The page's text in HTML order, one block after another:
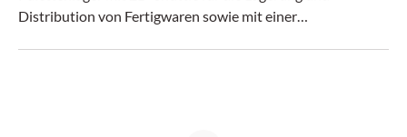
Distribution von Fertigwaren sowie mit einer